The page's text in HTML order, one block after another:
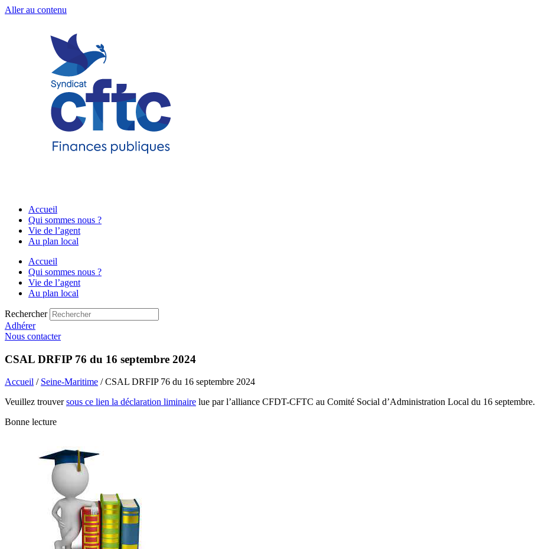
Aller au contenu
Accueil
Qui sommes nous ?
Vie de l’agent
Au plan local
Accueil
Qui sommes nous ?
Vie de l’agent
Au plan local
Rechercher
Adhérer
Nous contacter
CSAL DRFIP 76 du 16 septembre 2024
Accueil / Seine-Maritime / CSAL DRFIP 76 du 16 septembre 2024
Veuillez trouversous ce lien la déclaration liminaire lue par l’alliance CFDT-CFTC au Comité Social d’Administration Local du 16 septembre.
Bonne lecture